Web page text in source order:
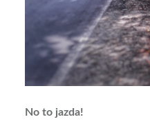
No to jazda!